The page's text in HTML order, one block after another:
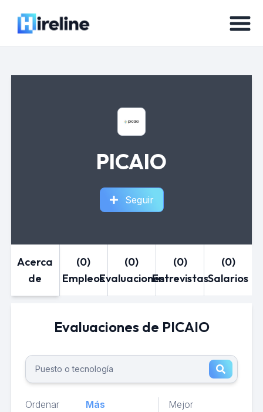
PICAIO
Seguir
Acerca
de
(0)
Empleos
(0)
Evaluaciones
(0)
Entrevistas
(0)
Salarios
Evaluaciones de PICAIO
Ordenar
Más
Mejor